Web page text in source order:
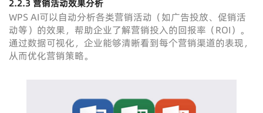
2.2.3 营销活动效果分析
WPS AI可以自动分析各类营销活动（如广告投放、促销活
动等）的效果，帮助企业了解营销投入的回报率（ROI）。
通过数据可视化，企业能够清晰看到每个营销渠道的表现，
从而优化营销策略。